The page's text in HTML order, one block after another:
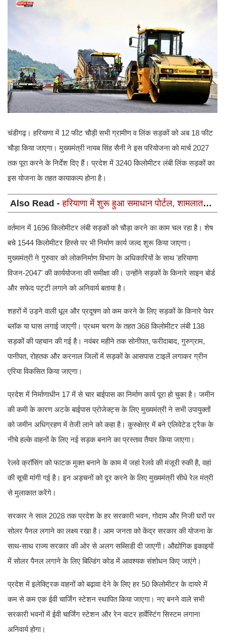
चंडीगढ़। हरियाणा में 12 फीट चौड़ी सभी ग्रामीण व लिंक सड़कों को अब 18 फीट
चौड़ा किया जाएगा। मुख्यमंत्री नायब सिंह सैनी ने इस परियोजना को मार्च 2027
तक पूरा करने के निर्देश दिए हैं। प्रदेश में 3240 किलोमीटर लंबी लिंक सड़कों का
इस योजना के तहत कायाकल्प होना है।
Also Read -हरियाणा में शुरू हुआ समाधान पोर्टल, शामलात
भूमि पर बने मकानों का मिलेगा मालिकाना हक
वर्तमान में 1696 किलोमीटर लंबी सड़कों को चौड़ा करने का काम चल रहा है। शेष
बचे 1544 किलोमीटर हिस्से पर भी निर्माण कार्य जल्द शुरू किया जाएगा।
मुख्यमंत्री ने गुरुवार को लोकनिर्माण विभाग के अधिकारियों के साथ 'हरियाणा
विजन-2047' की कार्ययोजना की समीक्षा की। उन्होंने सड़कों के किनारे साइन बोर्ड
और सफेद पट्टी लगाने को अनिवार्य बताया है।
शहरों में उड़ने वाली धूल और प्रदूषण को कम करने के लिए सड़कों के किनारे पेवर
ब्लॉक या घास लगाई जाएगी। प्रथम चरण के तहत 368 किलोमीटर लंबी 138
सड़कों की पहचान की गई है। नवंबर महीने तक सोनीपत, फरीदाबाद, गुरुग्राम,
पानीपत, रोहतक और करनाल जिलों में सड़कों के आसपास टाइलें लगाकर ग्रीन
एरिया विकसित किया जाएगा।
प्रदेश में निर्माणाधीन 17 में से चार बाईपास का निर्माण कार्य पूरा हो चुका है। जमीन
की कमी के कारण अटके बाईपास प्रोजेक्ट्स के लिए मुख्यमंत्री ने सभी उपायुक्तों
को जमीन अधिग्रहण में तेजी लाने को कहा है। कुरुक्षेत्र में बने एलिवेटेड ट्रैक के
नीचे हल्के वाहनों के लिए नई सड़क बनाने का प्रस्ताव तैयार किया जाएगा।
रेलवे क्रॉसिंग को फाटक मुक्त बनाने के काम में जहां रेलवे की मंजूरी रुकी है, वहां
की सूची मांगी गई है। इन अड़चनों को दूर करने के लिए मुख्यमंत्री सीधे रेल मंत्री
से मुलाकात करेंगे।
सरकार ने साल 2028 तक प्रदेश के हर सरकारी भवन, गोदाम और निजी घरों पर
सोलर पैनल लगाने का लक्ष्य रखा है। आम जनता को केंद्र सरकार की योजना के
साथ-साथ राज्य सरकार की ओर से अलग सब्सिडी दी जाएगी। औद्योगिक इकाइयों
में सोलर पैनल लगाने के लिए बिल्डिंग कोड में आवश्यक संशोधन किए जाएंगे।
प्रदेश में इलेक्ट्रिक वाहनों को बढ़ावा देने के लिए हर 50 किलोमीटर के दायरे में
कम से कम एक ईवी चार्जिंग स्टेशन स्थापित किया जाएगा। नए बनने वाले सभी
सरकारी भवनों में ईवी चार्जिंग स्टेशन और रेन वाटर हार्वेस्टिंग सिस्टम लगाना
अनिवार्य होगा।